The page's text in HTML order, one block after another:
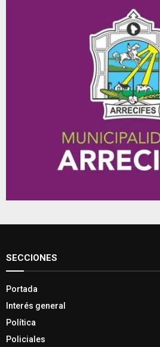
SECCIONES
Portada
Interés general
Política
Policiales